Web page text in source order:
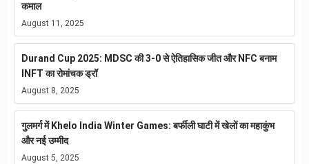
कमाल
August 11, 2025
Durand Cup 2025: MDSC की 3-0 से ऐतिहासिक जीत और NFC बनाम
INFT का रोमांचक ड्रॉ
August 8, 2025
गुलमर्ग में Khelo India Winter Games: बर्फीली घाटी में खेलों का महाकुंभ
और नई उम्मीद
August 5, 2025